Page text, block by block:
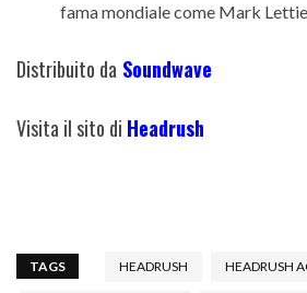
fama mondiale come Mark
Distribuito da Soundwave
Visita il sito di Headrush
TAGS HEADRUSH HEADRUSH